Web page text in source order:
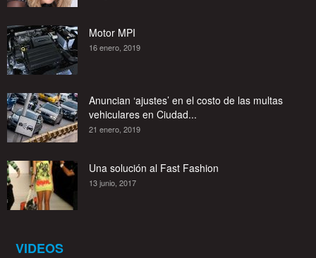
Motor MPI
16 enero, 2019
Anuncian ‘ajustes’ en el costo de las multas
vehiculares en Ciudad...
21 enero, 2019
Una solución al Fast Fashion
13 junio, 2017
VIDEOS